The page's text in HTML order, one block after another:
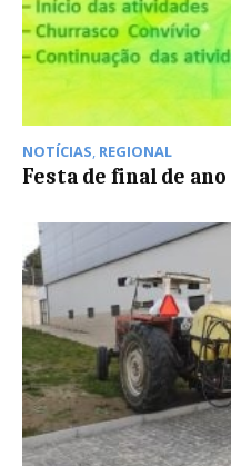
NOTÍCIAS, REGIONAL
Festa de final de ano